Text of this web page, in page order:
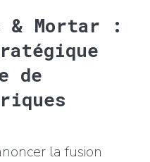
Mortar :
de
la fusion